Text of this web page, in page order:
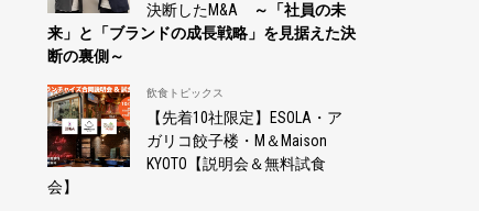
決断したM&A
～「社員の未
来」と「ブランドの成長戦略」を見据えた決
断の裏側～
飲食トピックス
【先着10社限定】ESOLA・ア
ガリコ餃子楼・M＆Maison
KYOTO【説明会＆無料試食
会】